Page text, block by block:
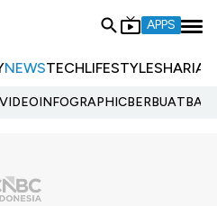
APPS
NEWSTECHLIFESTYLESHARIA
VIDEOINFOGRAPHIC